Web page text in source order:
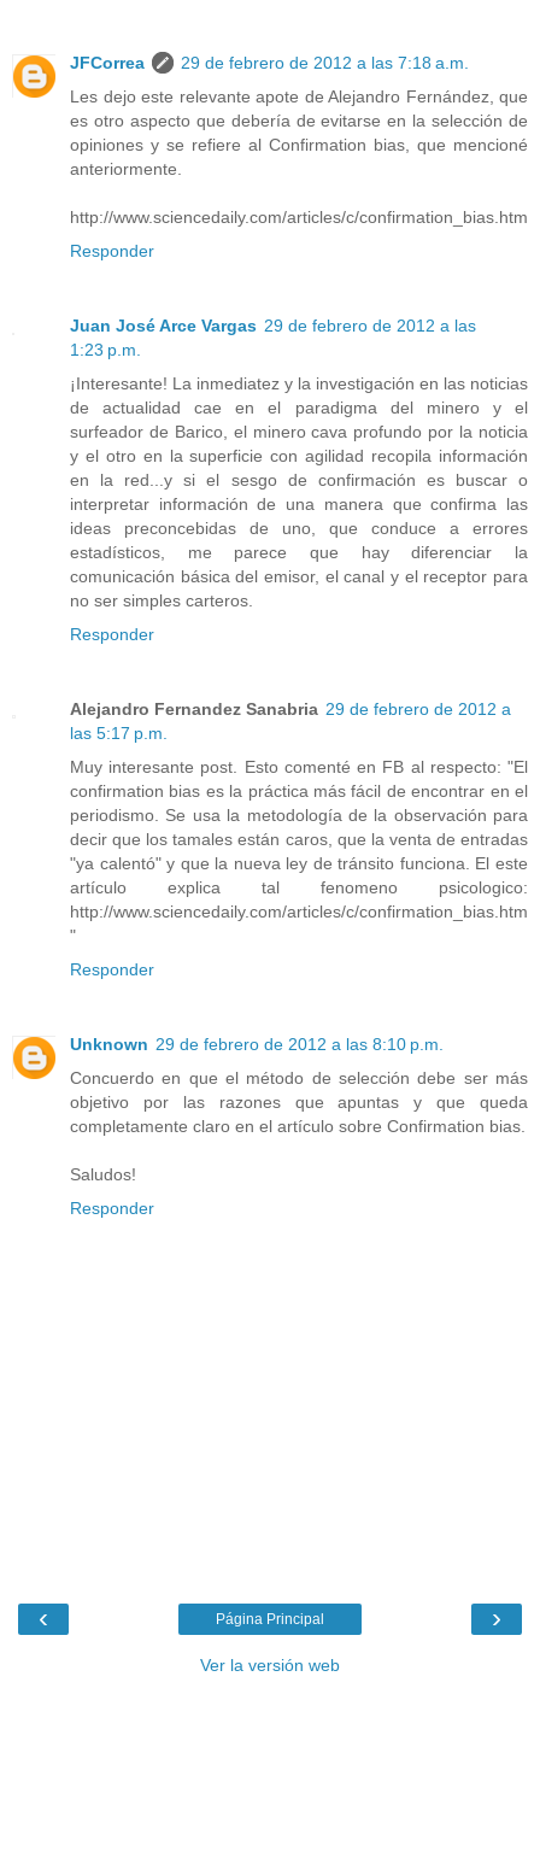
JFCorrea
29 de febrero de 2012 a las 7:18 a.m.
Les dejo este relevante apote de Alejandro Fernández, que
es otro aspecto que debería de evitarse en la selección de
opiniones y se refiere al Confirmation bias, que mencioné
anteriormente.
http://www.sciencedaily.com/articles/c/confirmation_bias.htm
Responder
Juan José Arce Vargas 29 de febrero de 2012 a las
1:23 p.m.
¡Interesante! La inmediatez y la investigación en las noticias
de actualidad cae en el paradigma del minero y el
surfeador de Barico, el minero cava profundo por la noticia
y el otro en la superficie con agilidad recopila información
en la red...y si el sesgo de confirmación es buscar o
interpretar información de una manera que confirma las
ideas preconcebidas de uno, que conduce a errores
estadísticos, me parece que hay diferenciar la
comunicación básica del emisor, el canal y el receptor para
no ser simples carteros.
Responder
Alejandro Fernandez Sanabria 29 de febrero de 2012 a
las 5:17 p.m.
Muy interesante post. Esto comenté en FB al respecto: "El
confirmation bias es la práctica más fácil de encontrar en el
periodismo. Se usa la metodología de la observación para
decir que los tamales están caros, que la venta de entradas
"ya calentó" y que la nueva ley de tránsito funciona. El este
artículo explica tal fenomeno psicologico:
http://www.sciencedaily.com/articles/c/confirmation_bias.htm
"
Responder
Unknown 29 de febrero de 2012 a las 8:10 p.m.
Concuerdo en que el método de selección debe ser más
objetivo por las razones que apuntas y que queda
completamente claro en el artículo sobre Confirmation bias.
Saludos!
Responder
‹ ›
Página Principal
Ver la versión web